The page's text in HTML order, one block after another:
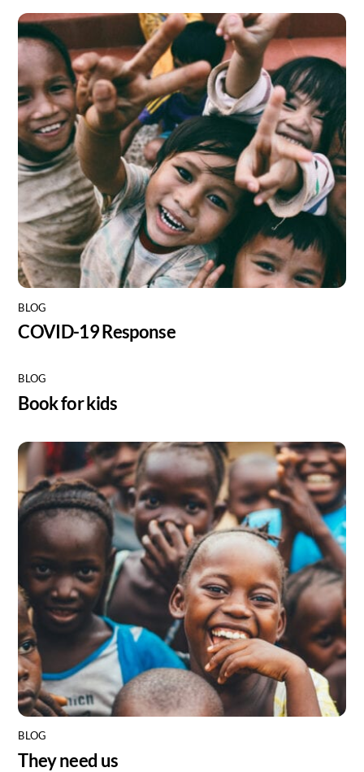
BLOG
COVID-19 Response
BLOG
Book for kids
BLOG
They need us